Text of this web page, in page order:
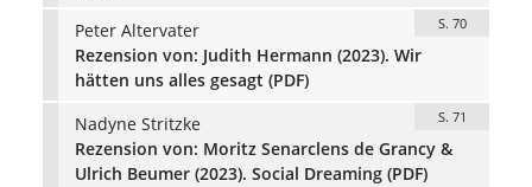
Peter Altervater
S. 70
Rezension von: Judith Hermann (2023). Wir
hätten uns alles gesagt (PDF)
Nadyne Stritzke
S. 71
Rezension von: Moritz Senarclens de Grancy &
Ulrich Beumer (2023). Social Dreaming (PDF)